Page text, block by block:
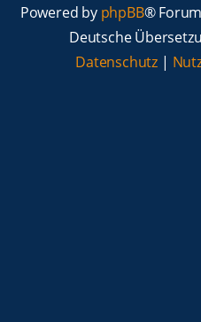
Powered by phpBB®
Deutsche
Datenschutz |